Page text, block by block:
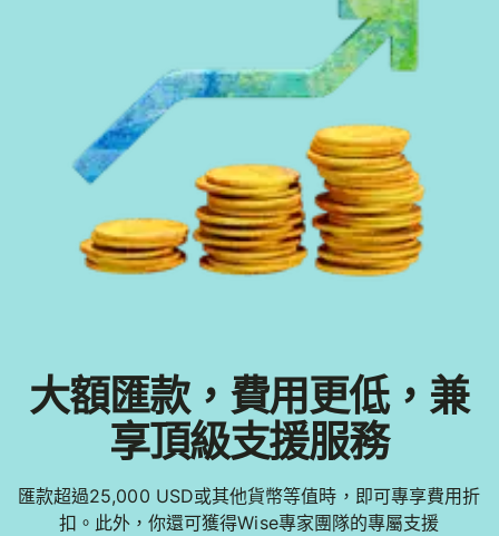
大額匯款，費用更低，兼
享頂級支援服務
匯款超過25,000 USD或其他貨幣等值時，即可專享費用折
扣。此外，你還可獲得Wise專家團隊的專屬支援